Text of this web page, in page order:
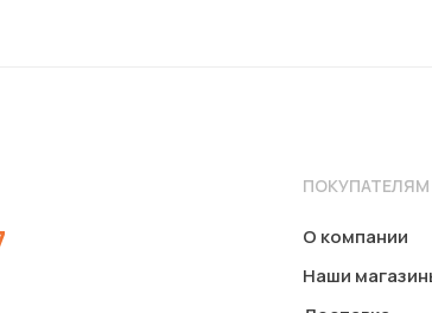
ПОКУПАТЕЛЯМ
О компании
Наши